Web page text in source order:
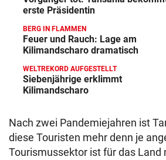
erste Präsidentin
BERG IN FLAMMEN
Feuer und Rauch: Lage am
Kilimandscharo dramatisch
WELTREKORD AUFGESTELLT
Siebenjährige erklimmt
Kilimandscharo
Nach zwei Pandemiejahren ist
diese Touristen mehr denn je
Tourismussektor ist für das Land